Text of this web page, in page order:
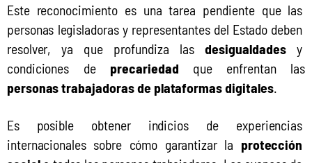
Este reconocimiento es una tarea pendiente que las
personas legisladoras y representantes del Estado deben
resolver, ya que profundiza las desigualdades y
condiciones de precariedad que enfrentan las
personas trabajadoras de plataformas digitales.
Es posible obtener indicios de experiencias
internacionales sobre cómo garantizar la protección